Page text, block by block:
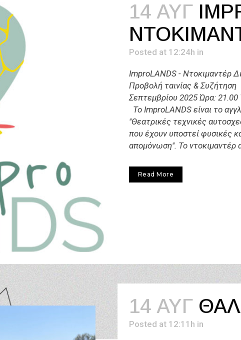
14 ΑΥΓ
Posted at 12:24h in
ImproLANDS - Ντοκιμαντέρ
Προβολή ταινίας &
Σεπτεμβρίου 2025 Ώρα: 21.00
Το ImproLANDS είναι το
''Θεατρικές τεχνικές
που έχουν υποστεί φυσικές
απομόνωση''. Το ντοκιμαντέρ
Read More
14 ΑΥΓ
Posted at 12:11h in